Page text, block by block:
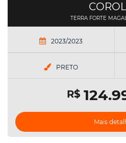
TERRA FORTE
2023/2023
PRETO
R$
Mais